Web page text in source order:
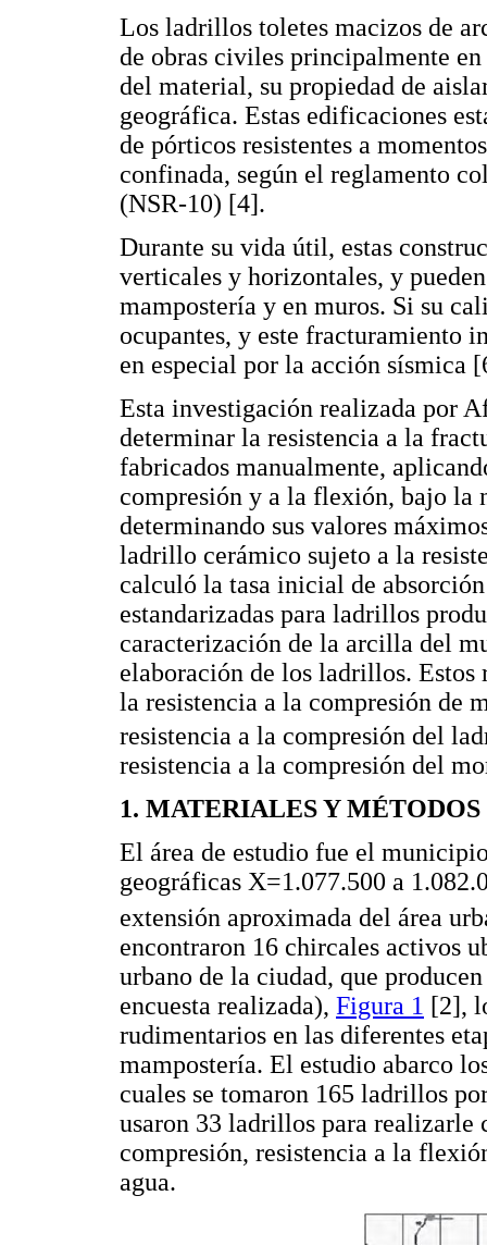
Los ladrillos toletes macizos de
de obras civiles principalmente
del material, su propiedad de
geográfica. Estas edificaciones
de pórticos resistentes a
confinada, según el reglamento
(NSR-10) [4].
Durante su vida útil, estas
verticales y horizontales, y
mampostería y en muros. Si su
ocupantes, y este fracturamiento
en especial por la acción sísmica
Esta investigación realizada por
determinar la resistencia a la
fabricados manualmente,
compresión y a la flexión, bajo la
determinando sus valores
ladrillo cerámico sujeto a la
calculó la tasa inicial de
estandarizadas para ladrillos
caracterización de la arcilla del
elaboración de los ladrillos.
la resistencia a la compresión de
resistencia a la compresión del
resistencia a la compresión del
1. MATERIALES Y MÉTODOS
El área de estudio fue el
geográficas X=1.077.500 a
extensión aproximada del área
encontraron 16 chircales activos
urbano de la ciudad, que
encuesta realizada), Figura 1 [2],
rudimentarios en las diferentes
mampostería. El estudio abarco
cuales se tomaron 165 ladrillos
usaron 33 ladrillos para realizarle
compresión, resistencia a la
agua.